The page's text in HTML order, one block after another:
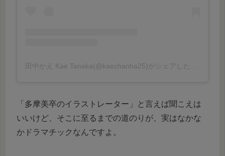
田中かえ Kae Tanaka(@kaechanha25)がシェアした投稿
「多摩美卒のイラストレーター」と言えば聞こえは
いいけど、そこに至るまでの道のりが、実はなかな
かドラマチックなんですよ。